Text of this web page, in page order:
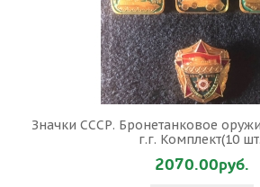
Значки СССР. Бронетанковое
г.г. Комплект(10
2070.00руб.